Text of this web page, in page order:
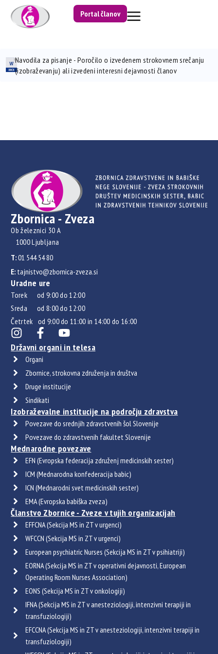
Portal članov
Navodila za pisanje - Poročilo o izvedenem strokovnem srečanju
(izobraževanju) ali izvedeni interesni dejavnosti članov
Zbornica - Zveza
Ob železnici 30 A
1000 Ljubljana
T:01 544 54 80
E: tajnistvo@zbornica-zveza.si
Uradne ure
Torek od 9:00 do 12:00
Sreda od 8:00 do 12:00
Četrtek od 9:00 do 11:00 in 14:00 do 16:00
Državni organi in telesa
Organi
Zbornice, strokovna združenja in društva
Druge institucije
Sindikati
Izobraževalne institucije na področju zdravstva
Povezave do srednjih zdravstvenih šol Slovenije
Povezave do zdravstvenih fakultet Slovenije
Mednarodne povezave
EFN (Evropska federacija združenj medicinskih sester)
ICM (Mednarodna konfederacija babic)
ICN (Mednarodni svet medicinskih sester)
EMA (Evropska babiška zveza)
Članstvo Zbornice - Zveze v tujih organizacijah
EFFCNA (Sekcija MS in ZT v urgenci)
WFCCN (Sekcija MS in ZT v urgenci)
European psychiatric Nurses (Sekcija MS in ZT v psihiatriji)
EORNA (Sekcija MS in ZT v operativni dejavnosti, European
Operating Room Nurses Association)
EONS (Sekcija MS in ZT v onkologiji)
IFNA (Sekcija MS in ZT v anesteziologiji, intenzivni terapiji in
transfuziologiji)
EFCCNA (Sekcija MS in ZT v anesteziologiji, intenzivni terapiji in
transfuziologiji)